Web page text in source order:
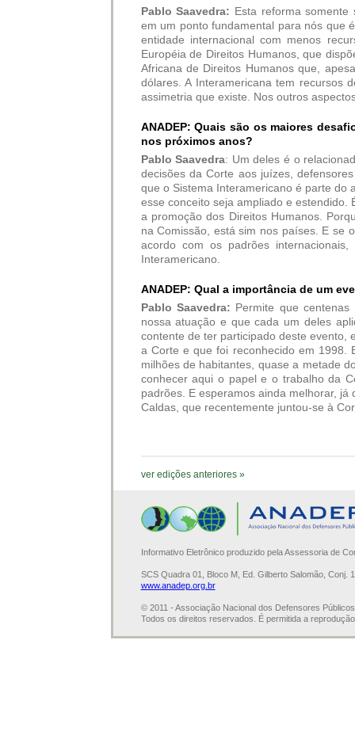
Pablo Saavedra: Esta reforma
em um ponto fundamental para nós que
entidade internacional com menos
Européia de Direitos Humanos, que
Africana de Direitos Humanos que,
dólares. A Interamericana tem
assimetria que existe. Nos outros
ANADEP: Quais são os maiores
nos próximos anos?
Pablo Saavedra: Um deles é o
decisões da Corte aos juízes,
que o Sistema Interamericano é parte do
esse conceito seja ampliado e
a promoção dos Direitos Humanos.
na Comissão, está sim nos países. E se
acordo com os padrões
Interamericano.
ANADEP: Qual a importância de um
Pablo Saavedra: Permite que
nossa atuação e que cada um deles
contente de ter participado deste evento,
a Corte e que foi reconhecido em 1998.
milhões de habitantes, quase a metade
conhecer aqui o papel e o trabalho da
padrões. E esperamos ainda melhorar,
Caldas, que recentemente juntou-se à
ver edições anteriores »
Informativo Eletrônico produzido pela Assessoria de
SCS Quadra 01, Bloco M, Ed. Gilberto Salomão,
www.anadep.org.br
© 2011 - Associação Nacional dos Defensores
Todos os direitos reservados. É permitida a